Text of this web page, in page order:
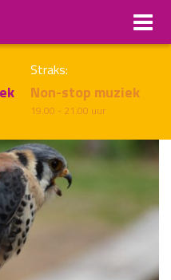
Straks:
Non-stop muziek
19.00 - 21.00 uur
x